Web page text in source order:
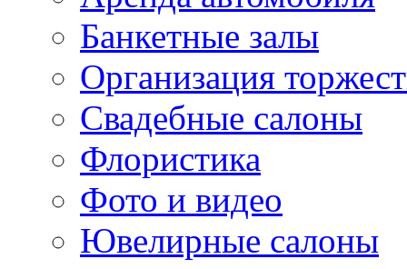
Банкетные залы
Организация
Свадебные салоны
Флористика
Фото и видео
Ювелирные салоны